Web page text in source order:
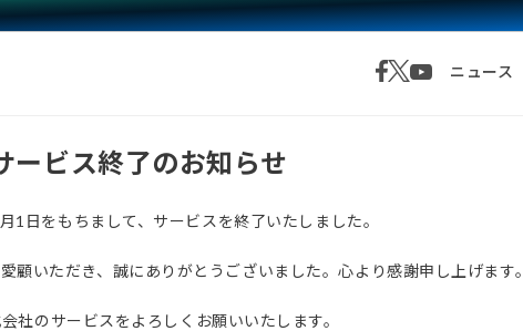
ニュース
ービス終了のお知らせ
日をもちまして、サービスを終了いたしました。
顧いただき、誠にありがとうございました。心より感謝申し上げます。
社のサービスをよろしくお願いいたします。